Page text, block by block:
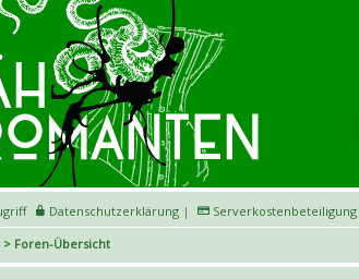
Datenschutzerklärung | Serverkostenbeteiligung
Foren-Übersicht